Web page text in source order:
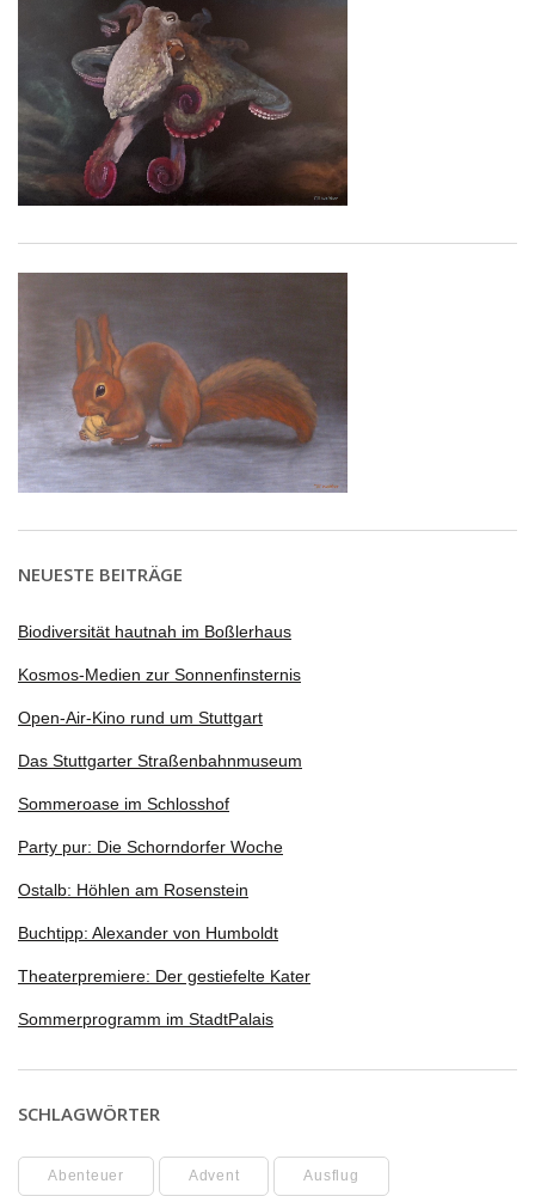
NEUESTE BEITRÄGE
Biodiversität hautnah im Boßlerhaus
Kosmos-Medien zur Sonnenfinsternis
Open-Air-Kino rund um Stuttgart
Das Stuttgarter Straßenbahnmuseum
Sommeroase im Schlosshof
Party pur: Die Schorndorfer Woche
Ostalb: Höhlen am Rosenstein
Buchtipp: Alexander von Humboldt
Theaterpremiere: Der gestiefelte Kater
Sommerprogramm im StadtPalais
SCHLAGWÖRTER
Abenteuer Advent Ausflug